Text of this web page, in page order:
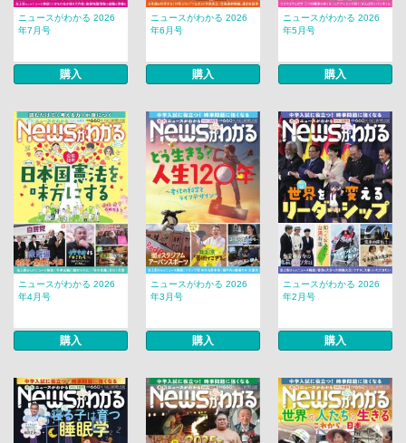
ニュースがわかる 2026
年7月号
購入
ニュースがわかる 2026
年6月号
購入
ニュースがわかる 2026
年5月号
購入
ニュースがわかる 2026
年4月号
購入
ニュースがわかる 2026
年3月号
購入
ニュースがわかる 2026
年2月号
購入